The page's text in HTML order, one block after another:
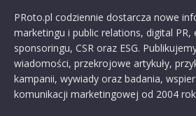
PRoto.pl codziennie dostarcza nowe
marketingu i public relations, digital PR,
sponsoringu, CSR oraz ESG.
wiadomości, przekrojowe artykuły,
kampanii, wywiady oraz badania,
komunikacji marketingowej od 2004